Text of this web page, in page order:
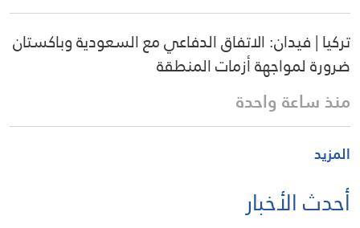
تركيا | فيدان: الاتفاق الدفاعي مع السعودية وباكستان
ضرورة لمواجهة أزمات المنطقة
منذ ساعة واحدة
المزيد
أحدث الأخبار